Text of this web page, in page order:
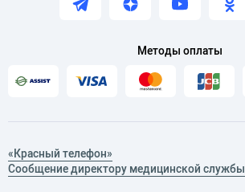
Методы оплаты
«Красный телефон»
Сообщение директору медицинской службы